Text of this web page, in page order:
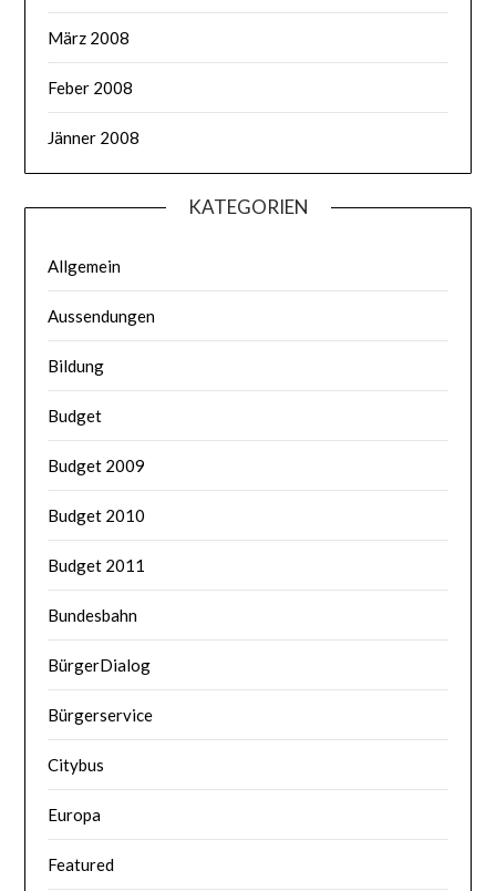
März 2008
Feber 2008
Jänner 2008
KATEGORIEN
Allgemein
Aussendungen
Bildung
Budget
Budget 2009
Budget 2010
Budget 2011
Bundesbahn
BürgerDialog
Bürgerservice
Citybus
Europa
Featured